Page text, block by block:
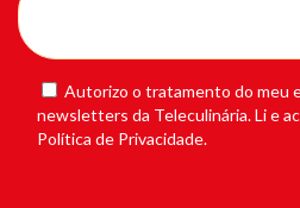
Autorizo o tratamento do meu
newsletters da Teleculinária. Li e
Política de Privacidade.